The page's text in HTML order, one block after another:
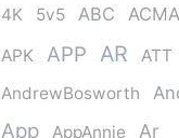
4K
5v5 ABC ACMA
APK APP AR
ATT
AndrewBosworth
App AppAnnie Ar